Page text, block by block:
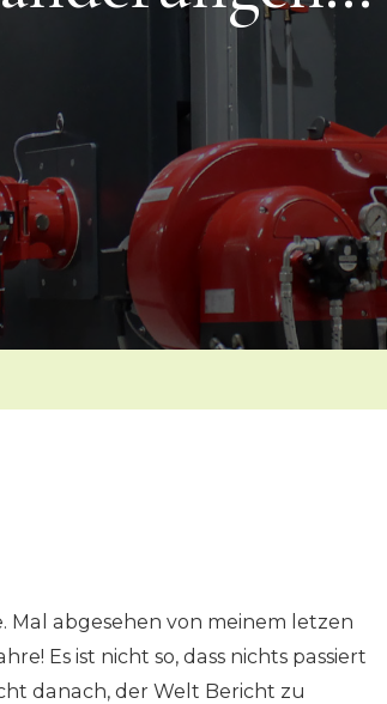
Mal abgesehen von meinem letzen
Es ist nicht so, dass nichts passiert
danach, der Welt Bericht zu